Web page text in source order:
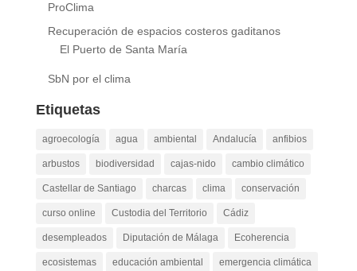
ProClima
Recuperación de espacios costeros gaditanos
El Puerto de Santa María
SbN por el clima
Etiquetas
agroecología agua ambiental Andalucía anfibios
arbustos biodiversidad cajas-nido cambio climático
Castellar de Santiago charcas clima conservación
curso online Custodia del Territorio Cádiz
desempleados Diputación de Málaga Ecoherencia
ecosistemas educación ambiental emergencia climática